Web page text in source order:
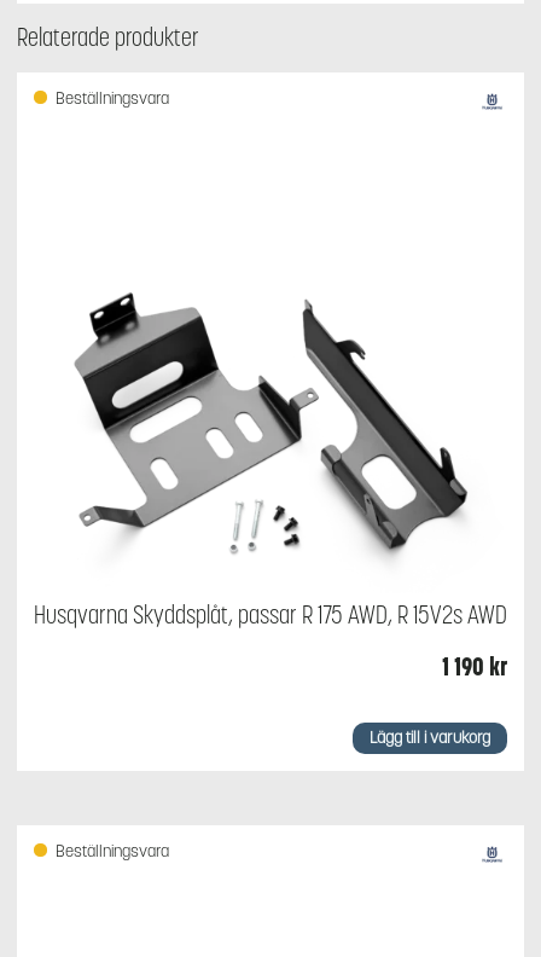
Relaterade produkter
Husqvarna Skyddsplåt, passar R 175 AWD, R 15V2s AWD
1 190 kr
Beställningsvara
Lägg till i varukorg
Beställningsvara